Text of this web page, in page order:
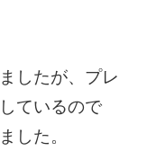
したが、プレ
ているので
した。